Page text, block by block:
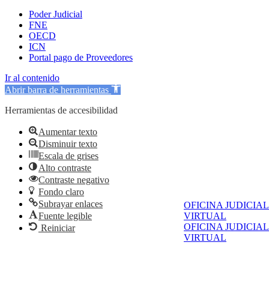
OFICINA JUDICIAL
VIRTUAL
OFICINA JUDICIAL
VIRTUAL
Poder Judicial
FNE
OECD
ICN
Portal pago de Proveedores
Ir al contenido
Abrir barra de herramientas
Herramientas de accesibilidad
Aumentar texto
Disminuir texto
Escala de grises
Alto contraste
Contraste negativo
Fondo claro
Subrayar enlaces
Fuente legible
Reiniciar